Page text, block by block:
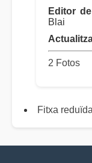
Editor
Blai
2 Fotos
Fitxa